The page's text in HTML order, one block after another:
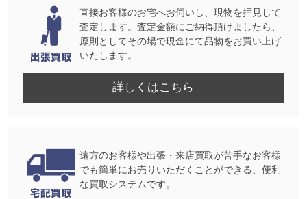
直接お客様のお宅へお伺いし、現物を拝見して
査定します。査定金額にご納得頂けましたら、
原則としてその場で現金にて品物をお買い上げ
いたします。
詳しくはこちら
遠方のお客様や出張・来店買取が苦手なお客様
でも簡単にお売りいただくことができる、便利
な買取システムです。